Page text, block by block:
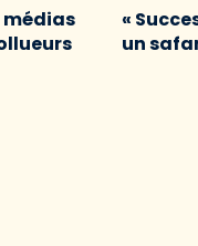
médias
«
un